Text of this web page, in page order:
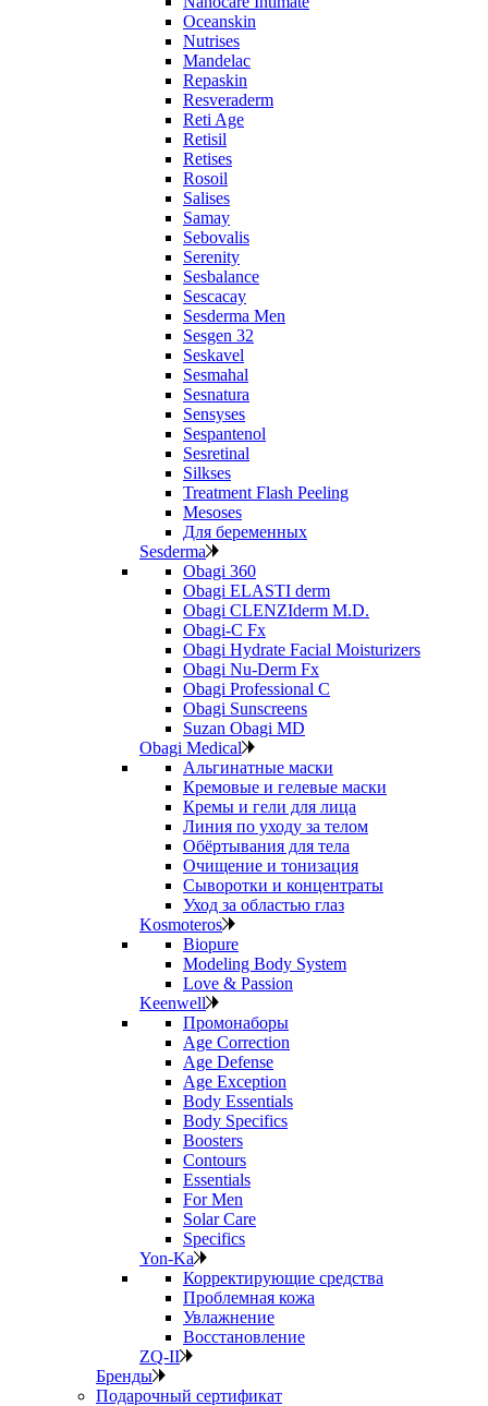
Oceanskin
Nutrises
Mandelac
Repaskin
Resveraderm
Reti Age
Retisil
Retises
Rosoil
Salises
Samay
Sebovalis
Serenity
Sesbalance
Sescacay
Sesderma Men
Sesgen 32
Seskavel
Sesmahal
Sesnatura
Sensyses
Sespantenol
Sesretinal
Silkses
Treatment Flash Peeling
Mesoses
Для беременных
Sesderma
Obagi 360
Obagi ELASTI derm
Obagi CLENZIderm M.D.
Obagi-C Fx
Obagi Hydrate Facial Moisturizers
Obagi Nu-Derm Fx
Obagi Professional C
Obagi Sunscreens
Suzan Obagi MD
Obagi Medical
Альгинатные маски
Кремовые и гелевые маски
Кремы и гели для лица
Линия по уходу за телом
Обёртывания для тела
Очищение и тонизация
Сыворотки и концентраты
Уход за областью глаз
Kosmoteros
Biopure
Modeling Body System
Love & Passion
Keenwell
Промонаборы
Age Correction
Age Defense
Age Exception
Body Essentials
Body Specifics
Boosters
Contours
Essentials
For Men
Solar Care
Specifics
Yon-Ka
Корректирующие средства
Проблемная кожа
Увлажнение
Восстановление
ZQ-II
Бренды
Подарочный сертификат